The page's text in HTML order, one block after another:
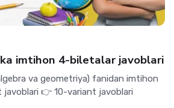
imtihon 4-biletalar javoblari
va geometriya) fanidan imtihon
👉 10-variant javoblari